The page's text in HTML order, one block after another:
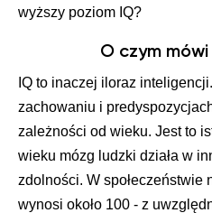
wyższy poziom IQ?
O czym
IQ to inaczej iloraz
zachowaniu i
zależności od wieku. Jest to
wieku mózg ludzki działa w
zdolności. W społeczeństwie
wynosi około 100 - z